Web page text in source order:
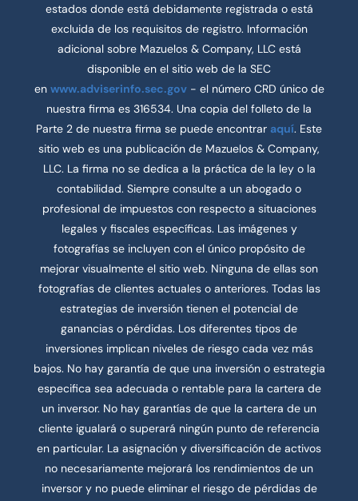
estados donde está debidamente registrada o está
excluida de los requisitos de registro. Información
adicional sobre Mazuelos & Company, LLC está
disponible en el sitio web de la SEC
en www.adviserinfo.sec.gov- el número CRD único de
nuestra firma es 316534. Una copia del folleto de la
Parte 2 de nuestra firma se puede encontrar aquí. Este
sitio web es una publicación de Mazuelos & Company,
LLC. La firma no se dedica a la práctica de la ley o la
contabilidad. Siempre consulte a un abogado o
profesional de impuestos con respecto a situaciones
legales y fiscales específicas. Las imágenes y
fotografías se incluyen con el único propósito de
mejorar visualmente el sitio web. Ninguna de ellas son
fotografías de clientes actuales o anteriores. Todas las
estrategias de inversión tienen el potencial de
ganancias o pérdidas. Los diferentes tipos de
inversiones implican niveles de riesgo cada vez más
bajos. No hay garantía de que una inversión o estrategia
especifica sea adecuada o rentable para la cartera de
un inversor. No hay garantías de que la cartera de un
cliente igualará o superará ningún punto de referencia
en particular. La asignación y diversificación de activos
no necesariamente mejorará los rendimientos de un
inversor y no puede eliminar el riesgo de pérdidas de